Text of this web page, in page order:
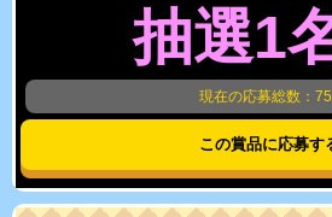
抽選1
現在の応募総数：
この賞品に応募す